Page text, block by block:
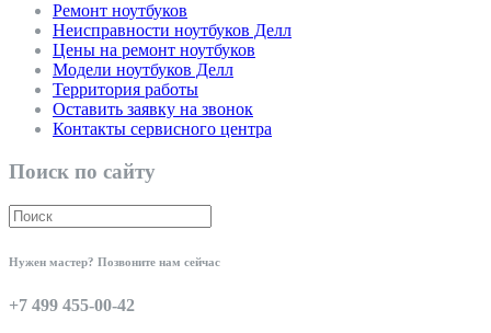
Ремонт ноутбуков
Неисправности ноутбуков Делл
Цены на ремонт ноутбуков
Модели ноутбуков Делл
Территория работы
Оставить заявку на звонок
Контакты сервисного центра
Поиск по сайту
Нужен мастер? Позвоните нам сейчас
+7 499 455-00-42